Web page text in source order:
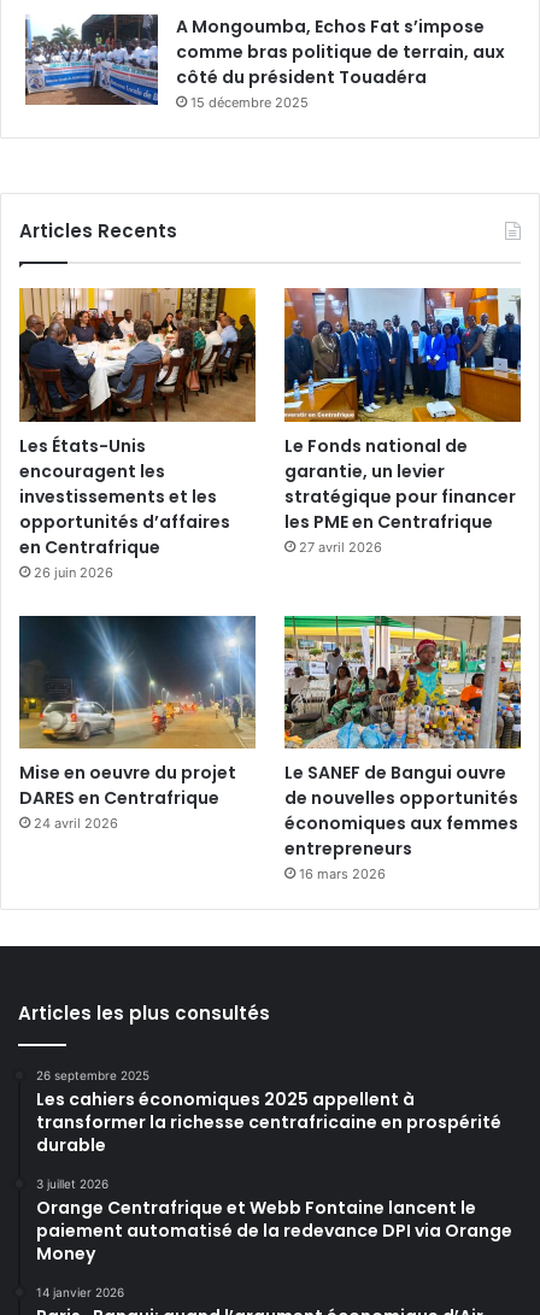
A Mongoumba, Echos Fat s’impose
comme bras politique de terrain, aux
côté du président Touadéra
15 décembre 2025
Articles Recents
Les États-Unis
encouragent les
investissements et les
opportunités d’affaires
en Centrafrique
26 juin 2026
Le Fonds national de
garantie, un levier
stratégique pour financer
les PME en Centrafrique
27 avril 2026
Mise en oeuvre du projet
DARES en Centrafrique
24 avril 2026
Le SANEF de Bangui ouvre
de nouvelles opportunités
économiques aux femmes
entrepreneurs
16 mars 2026
Articles les plus consultés
26 septembre 2025
Les cahiers économiques 2025 appellent à
transformer la richesse centrafricaine en prospérité
durable
3 juillet 2026
Orange Centrafrique et Webb Fontaine lancent le
paiement automatisé de la redevance DPI via Orange
Money
14 janvier 2026